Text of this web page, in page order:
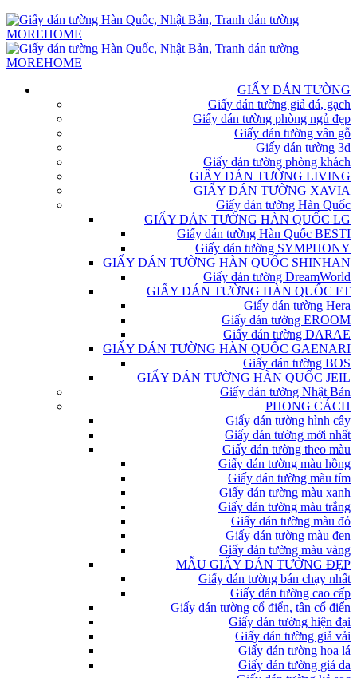
GIẤY DÁN TƯỜNG
Giấy dán tường giả đá, gạch
Giấy dán tường phòng ngủ đẹp
Giấy dán tường vân gỗ
Giấy dán tường 3d
Giấy dán tường phòng khách
GIẤY DÁN TƯỜNG LIVING
GIẤY DÁN TƯỜNG XAVIA
Giấy dán tường Hàn Quốc
GIẤY DÁN TƯỜNG HÀN QUỐC LG
Giấy dán tường Hàn Quốc BESTI
Giấy dán tường SYMPHONY
GIẤY DÁN TƯỜNG HÀN QUỐC SHINHAN
Giấy dán tường DreamWorld
GIẤY DÁN TƯỜNG HÀN QUỐC FT
Giấy dán tường Hera
Giấy dán tường EROOM
Giấy dán tường DARAE
GIẤY DÁN TƯỜNG HÀN QUỐC GAENARI
Giấy dán tường BOS
GIẤY DÁN TƯỜNG HÀN QUỐC JEIL
Giấy dán tường Nhật Bản
PHONG CÁCH
Giấy dán tường hình cây
Giấy dán tường mới nhất
Giấy dán tường theo màu
Giấy dán tường màu hồng
Giấy dán tường màu tím
Giấy dán tường màu xanh
Giấy dán tường màu trắng
Giấy dán tường màu đỏ
Giấy dán tường màu đen
Giấy dán tường màu vàng
MẪU GIẤY DÁN TƯỜNG ĐẸP
Giấy dán tường bán chạy nhất
Giấy dán tường cao cấp
Giấy dán tường cổ điển, tân cổ điển
Giấy dán tường hiện đại
Giấy dán tường giả vải
Giấy dán tường hoa lá
Giấy dán tường giả da